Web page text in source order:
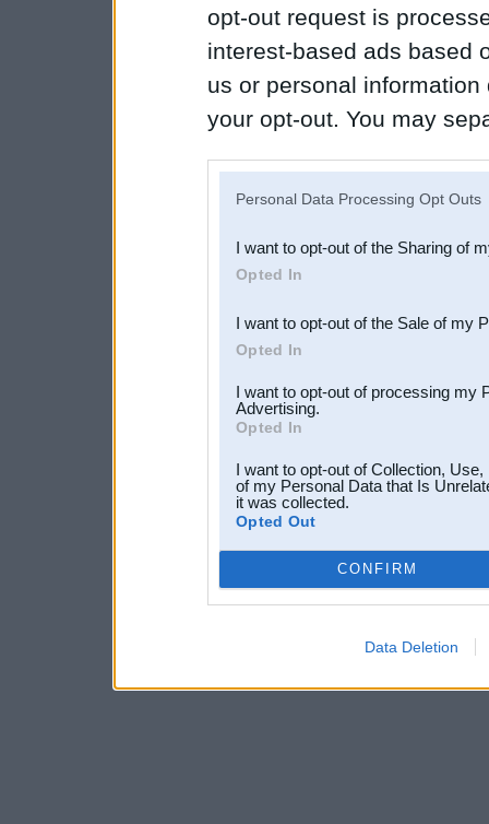
opt-out request is
interest-based ads based
us or personal
your opt-out. You may
Downstream Participants
third parties.
Personal Data Processing Opt Outs
I want to opt-out of the Sharing of
Opted In
I want to opt-out of the Sale of my
Opted In
I want to opt-out of processing my
Advertising.
Opted In
I want to opt-out of Collection,
of my Personal Data that Is
it was collected.
Opted Out
CONFIRM
Data Deletion